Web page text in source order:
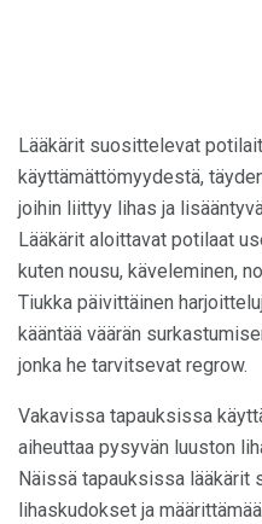
Lääkärit suosittelevat
käyttämättömyydestä,
joihin liittyy lihas ja
Lääkärit aloittavat potilaat
kuten nousu, käveleminen,
Tiukka päivittäinen
kääntää väärän
jonka he tarvitsevat regrow.
Vakavissa tapauksissa
aiheuttaa pysyvän luuston
Näissä tapauksissa lääkärit
lihaskudokset ja